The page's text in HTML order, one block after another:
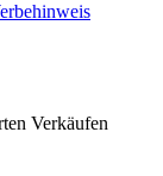
Verkäufen